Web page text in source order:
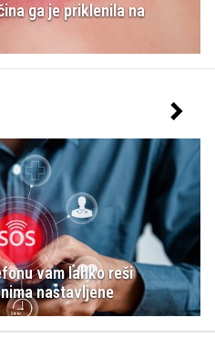
ga je priklenila na
vam lahko reši
nastavljene